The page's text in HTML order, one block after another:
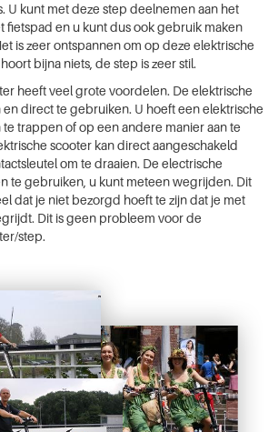
U kunt met deze step deelnemen aan het
fietspad en u kunt dus ook gebruik maken
is zeer ontspannen om op deze elektrische
bijna niets, de step is zeer stil.
heeft veel grote voordelen. De elektrische
en direct te gebruiken. U hoeft een elektrische
trappen of op een andere manier aan te
scooter kan direct aangeschakeld
om te draaien. De electrische
te gebruiken, u kunt meteen wegrijden. Dit
dat je niet bezorgd hoeft te zijn dat je met
Dit is geen probleem voor de
step.